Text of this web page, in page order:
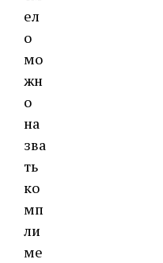
ел
о
мо
жн
о
на
зва
ть
ко
мп
ли
ме